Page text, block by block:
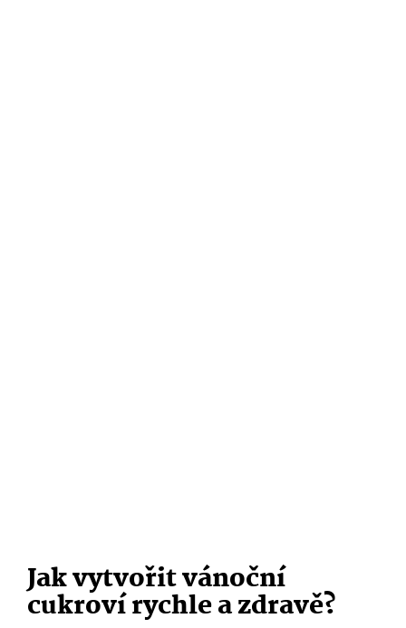
Jak vytvořit vánoční
cukroví rychle a zdravě?